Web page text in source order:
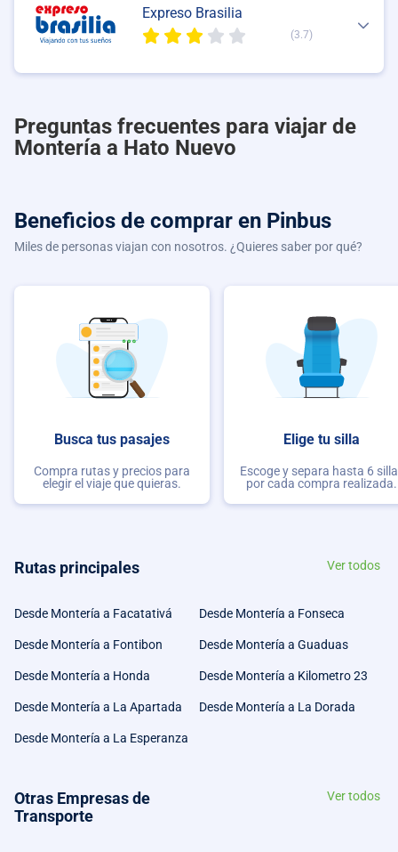
Expreso Brasilia
(3.7)
Preguntas frecuentes para viajar de
Montería a Hato Nuevo
Beneficios de comprar en Pinbus
Miles de personas viajan con nosotros. ¿Quieres saber por qué?
Busca tus pasajes
Compra rutas y precios para
elegir el viaje que quieras.
Elige tu silla
Escoge y separa hasta 6
por cada compra realizada.
Rutas principales Ver todos
Desde Montería a Facatativá Desde Montería a Fonseca
Desde Montería a Fontibon Desde Montería a Guaduas
Desde Montería a Honda Desde Montería a Kilometro 23
Desde Montería a La Apartada Desde Montería a La Dorada
Desde Montería a La Esperanza
Otras Empresas de
Transporte
Ver todos